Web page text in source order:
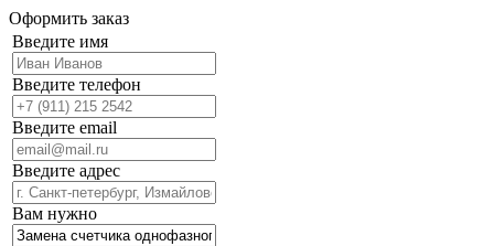
Оформить заказ
Введите имя
Введите телефон
Введите email
Введите адрес
Вам нужно